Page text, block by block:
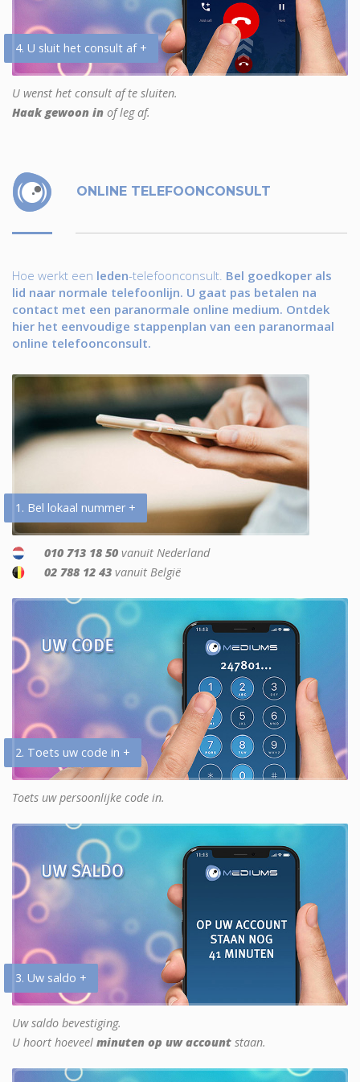
4. U sluit het consult af +
U wenst het consult af te sluiten.
Haak gewoon in of leg af.
ONLINE TELEFOONCONSULT
Hoe werkt een leden-telefoonconsult. Bel goedkoper als
lid naar normale telefoonlijn. U gaat pas betalen na
contact met een paranormale online medium. Ontdek
hier het eenvoudige stappenplan van een paranormaal
online telefoonconsult.
1. Bel lokaal nummer +
010 713 18 50 vanuit Nederland
02 788 12 43 vanuit België
2. Toets uw code in +
Toets uw persoonlijke code in.
3. Uw saldo +
Uw saldo bevestiging.
U hoort hoeveel minuten op uw account staan.